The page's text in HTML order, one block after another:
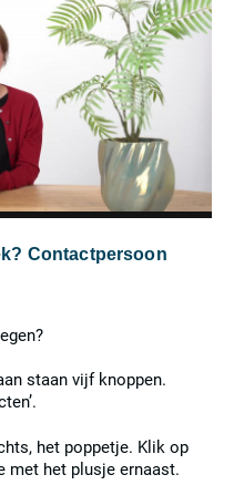
Contactpersoon
staan vijf knoppen.
het poppetje. Klik op
met het plusje ernaast.